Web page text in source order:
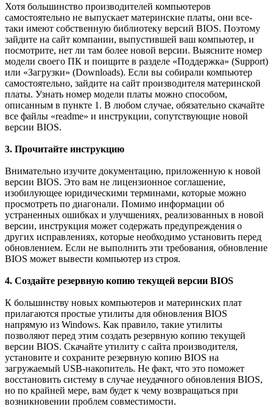
Хотя большинство производителей компьютеров
самостоятельно не выпускает материнские платы, они все-
таки имеют собственную библиотеку версий BIOS. Поэтому
зайдите на сайт компании, выпустившей ваш компьютер, и
посмотрите, нет ли там более новой версии. Выясните номер
модели своего ПК и поищите в разделе «Поддержка» (Support)
или «Загрузки» (Downloads). Если вы собирали компьютер
самостоятельно, зайдите на сайт производителя материнской
платы. Узнать номер модели платы можно способом,
описанным в пункте 1. В любом случае, обязательно скачайте
все файлы «readme» и инструкции, сопутствующие новой
версии BIOS.
3. Прочитайте инструкцию
Внимательно изучите документацию, приложенную к новой
версии BIOS. Это вам не лицензионное соглашение,
изобилующее юридическими терминами, которые можно
просмотреть по диагонали. Помимо информации об
устраненных ошибках и улучшениях, реализованных в новой
версии, инструкция может содержать предупреждения о
других исправлениях, которые необходимо установить перед
обновлением. Если не выполнить эти требования, обновление
BIOS может вывести компьютер из строя.
4. Создайте резервную копию текущей версии BIOS
К большинству новых компьютеров и материнских плат
прилагаются простые утилиты для обновления BIOS
напрямую из Windows. Как правило, такие утилиты
позволяют перед этим создать резервную копию текущей
версии BIOS. Скачайте утилиту с сайта производителя,
установите и сохраните резервную копию BIOS на
загружаемый USB-накопитель. Не факт, что это поможет
восстановить систему в случае неудачного обновления BIOS,
но по крайней мере, вам будет к чему возвращаться при
возникновении проблем совместимости.